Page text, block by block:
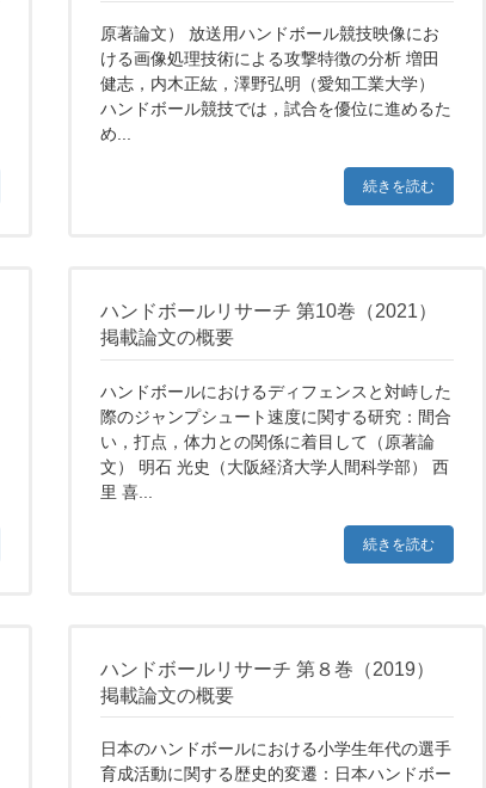
原著論文） 放送用ハンドボール競技映像にお
ける画像処理技術による攻撃特徴の分析 増田
健志，内木正紘，澤野弘明（愛知工業大学）
ハンドボール競技では，試合を優位に進めるた
め...
続きを読む
ハンドボールリサーチ 第10巻（2021）
掲載論文の概要
ハンドボールにおけるディフェンスと対峙した
際のジャンプシュート速度に関する研究：間合
い，打点，体力との関係に着目して（原著論
文） 明石 光史（大阪経済大学人間科学部） 西
里 喜...
続きを読む
ハンドボールリサーチ 第８巻（2019）
掲載論文の概要
日本のハンドボールにおける小学生年代の選手
育成活動に関する歴史的変遷：日本ハンドボー